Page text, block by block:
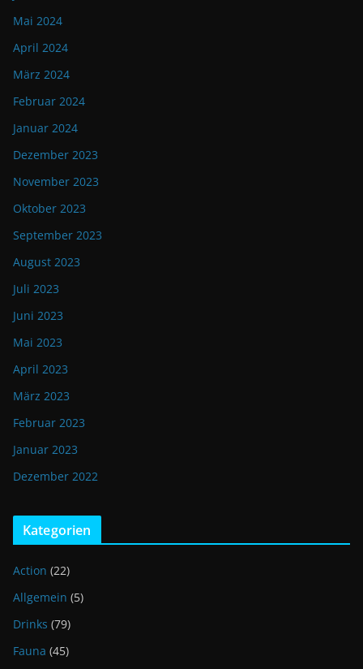
Mai 2024
April 2024
März 2024
Februar 2024
Januar 2024
Dezember 2023
November 2023
Oktober 2023
September 2023
August 2023
Juli 2023
Juni 2023
Mai 2023
April 2023
März 2023
Februar 2023
Januar 2023
Dezember 2022
Kategorien
Action (22)
Allgemein (5)
Drinks (79)
Fauna (45)